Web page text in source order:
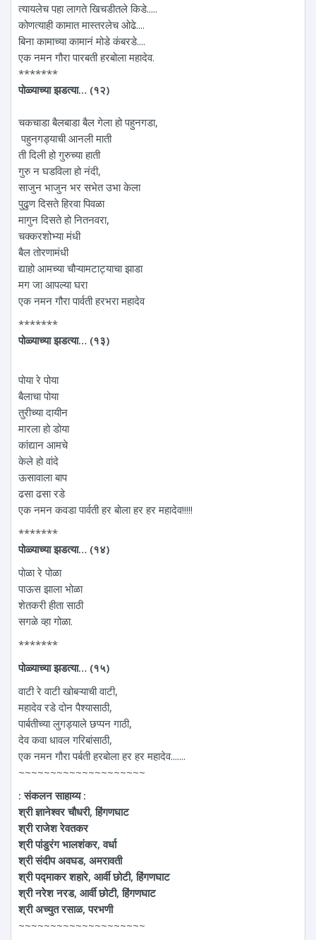
त्यायलेच पहा लागते खिचडीतले किडे.....
कोणत्याही कामात मास्तरलेच ओढे....
बिना कामाच्या कामानं मोडे कंबरडे....
एक नमन गौरा पारबती हरबोला महादेव.
*******
पोळ्याच्या झडत्या… (१२)
चकचाडा बैलबाडा बैल गेला हो पहुनगडा,
पहुनगड्याची आनली माती
ती दिली हो गुरुच्या हाती
गुरु न घडविला हो नंदी,
साजुन भाजुन भर सभेत उभा केला
पुढुण दिसते हिरवा पिवळा
मागुन दिसते हो नितनवरा,
चक्करशोभ्या मंधी
बैल तोरणामंधी
द्याहो आमच्या चौऱ्यामटाट्याचा झाडा
मग जा आपल्या घरा
एक नमन गौरा पार्वती हरभरा महादेव
*******
पोळ्याच्या झडत्या… (१३)
पोया रे पोया
बैलाचा पोया
तुरीच्या दायीन
मारला हो डोया
कांद्यान आमचे
केले हो वांदे
ऊसावाला बाप
ढसा ढसा रडे
एक नमन कवडा पार्वती हर बोला हर हर महादेव!!!!!
*******
पोळ्याच्या झडत्या… (१४)
पोळा रे पोळा
पाऊस झाला भोळा
शेतकरी हीता साठी
सगळे व्हा गोळा.
*******
पोळ्याच्या झडत्या… (१५)
वाटी रे वाटी खोबऱ्याची वाटी,
महादेव रडे दोन पैश्यासाठी,
पार्बतीच्या लुगड्याले छप्पन गाठी,
देव कवा धावल गरिबांसाठी,
एक नमन गौरा पर्बती हरबोला हर हर महादेव.......
~~~~~~~~~~~~~~~~~~~~
: संकलन साहाय्य :
श्री ज्ञानेश्वर चौधरी, हिंगणघाट
श्री राजेश रेवतकर
श्री पांडुरंग भालशंकर, वर्धा
श्री संदीप अवघड, अमरावती
श्री पद्माकर शहारे, आर्वी छोटी, हिंगणघाट
श्री नरेश नरड, आर्वी छोटी, हिंगणघाट
श्री अच्युत रसाळ, परभणी
~~~~~~~~~~~~~~~~~~~~